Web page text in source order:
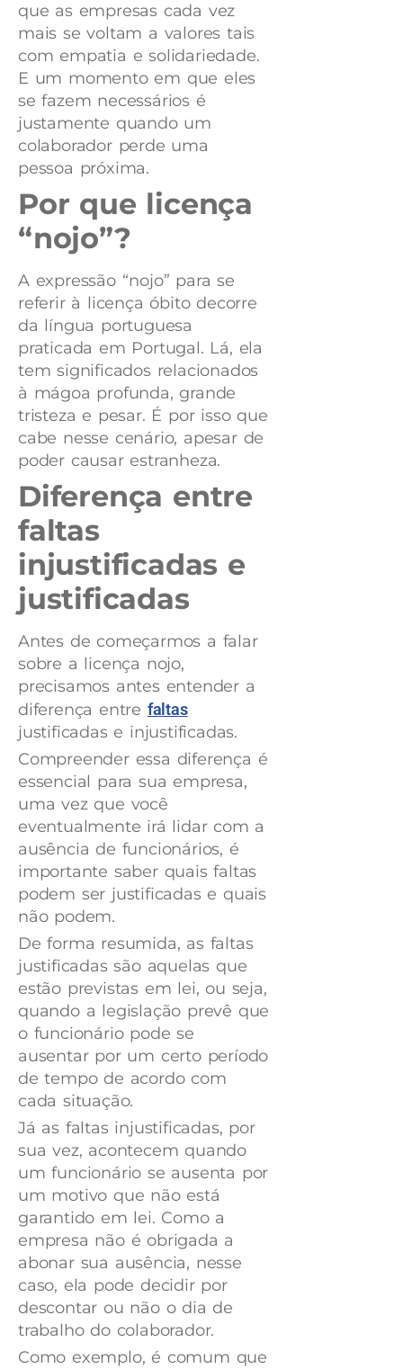
que as empresas cada vez
mais se voltam a valores tais
com empatia e solidariedade.
E um momento em que eles
se fazem necessários é
justamente quando um
colaborador perde uma
pessoa próxima.
Por que licença
“nojo”?
A expressão “nojo” para se
referir à licença óbito decorre
da língua portuguesa
praticada em Portugal. Lá, ela
tem significados relacionados
à mágoa profunda, grande
tristeza e pesar. É por isso que
cabe nesse cenário, apesar de
poder causar estranheza.
Diferença entre
faltas
injustificadas e
justificadas
Antes de começarmos a falar
sobre a licença nojo,
precisamos antes entender a
diferença entre faltas
justificadas e injustificadas.
Compreender essa diferença é
essencial para sua empresa,
uma vez que você
eventualmente irá lidar com a
ausência de funcionários, é
importante saber quais faltas
podem ser justificadas e quais
não podem.
De forma resumida, as faltas
justificadas são aquelas que
estão previstas em lei, ou seja,
quando a legislação prevê que
o funcionário pode se
ausentar por um certo período
de tempo de acordo com
cada situação.
Já as faltas injustificadas, por
sua vez, acontecem quando
um funcionário se ausenta por
um motivo que não está
garantido em lei. Como a
empresa não é obrigada a
abonar sua ausência, nesse
caso, ela pode decidir por
descontar ou não o dia de
trabalho do colaborador.
Como exemplo, é comum que